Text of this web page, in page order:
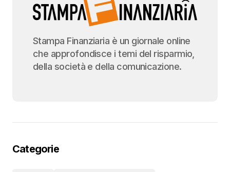
Stampa Finanziaria è un giornale online
che approfondisce i temi del risparmio,
della società e della comunicazione.
Categorie